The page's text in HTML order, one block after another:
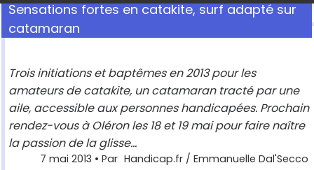
Sensations fortes en catakite, surf adapté sur
catamaran
Trois initiations et baptêmes en 2013 pour les
amateurs de catakite, un catamaran tracté par une
aile, accessible aux personnes handicapées. Prochain
rendez-vous à Oléron les 18 et 19 mai pour faire naître
la passion de la glisse...
7 mai 2013 • Par Handicap.fr / Emmanuelle Dal'Secco